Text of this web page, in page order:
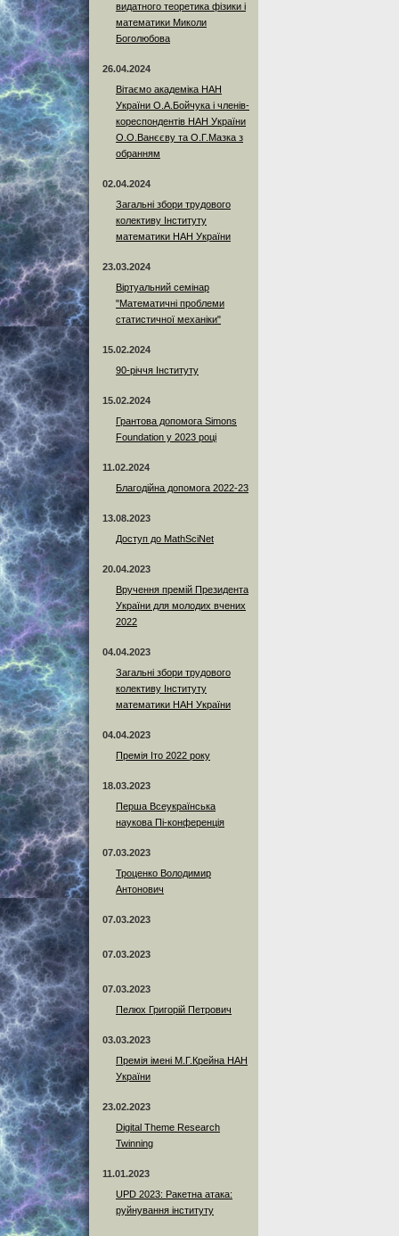
видатного теоретика фізики і
математики Миколи
Боголюбова
26.04.2024
Вітаємо академіка НАН
України О.А.Бойчука і членів-
кореспондентів НАН України
О.О.Ванєєву та О.Г.Мазка з
обранням
02.04.2024
Загальні збори трудового
колективу Інституту
математики НАН України
23.03.2024
Віртуальний семінар
"Математичні проблеми
статистичної механіки"
15.02.2024
90-річчя Інституту
15.02.2024
Грантова допомога Simons
Foundation у 2023 році
11.02.2024
Благодійна допомога 2022-23
13.08.2023
Доступ до MathSciNet
20.04.2023
Вручення премій Президента
України для молодих вчених
2022
04.04.2023
Загальні збори трудового
колективу Інституту
математики НАН України
04.04.2023
Премія Іто 2022 року
18.03.2023
Перша Всеукраїнська
наукова Пі-конференція
07.03.2023
Троценко Володимир
Антонович
07.03.2023
07.03.2023
07.03.2023
Пелюх Григорій Петрович
03.03.2023
Премія імені М.Г.Крейна НАН
України
23.02.2023
Digital Theme Research
Twinning
11.01.2023
UPD 2023: Ракетна атака:
руйнування інституту